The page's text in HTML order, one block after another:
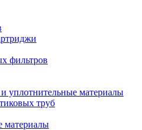
фильтров
уплотнительные материалы
труб
материалы